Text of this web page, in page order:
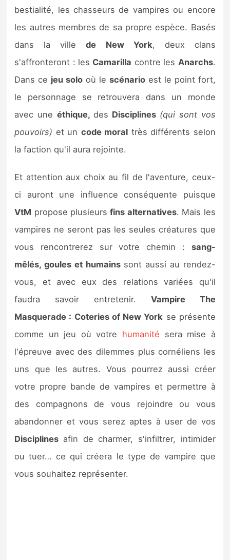
Bons plans
Guides
bestialité, les chasseurs de vampires ou encore
les autres membres de sa propre espèce. Basés
dans la villede New York, deux clans
s'affronteront : les Camarilla contre les Anarchs.
Dans ce jeu solo où le scénarioest le point fort,
le personnage se retrouvera dans un monde
avec uneéthique,des Disciplines (qui sont vos
pouvoirs) et un code moral très différents selon
la faction qu'il aura rejointe.
Et attention aux choix au fil de l'aventure, ceux-
ci auront une influence conséquente puisque
VtM propose plusieursfins alternatives. Mais les
vampires ne seront pas les seules créatures que
vous rencontrerez sur votre chemin : sang-
mêlés, goules et humainssont aussi au rendez-
vous, et avec eux des relations variées qu'il
faudra savoir entretenir. Vampire The
Masquerade : Coteries of New York se présente
comme un jeu où votre humanité sera mise à
l'épreuve avec des dilemmes plus cornéliens les
uns que les autres. Vous pourrez aussi créer
votre propre bande de vampires et permettre à
des compagnons de vous rejoindre ou vous
abandonner et vous serez aptes à user de vos
Disciplines afin de charmer, s'infiltrer, intimider
ou tuer… ce qui créera le type de vampire que
vous souhaitez représenter.